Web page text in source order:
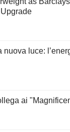
nuova luce:
ai